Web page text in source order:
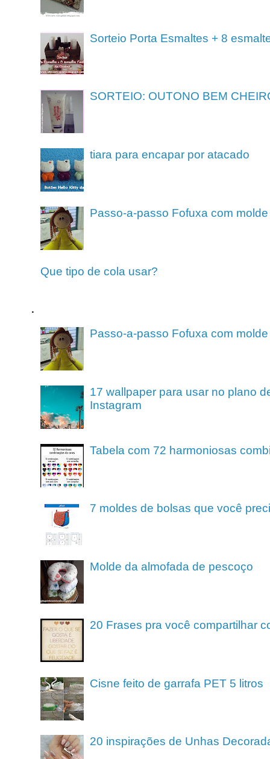
Sorteio Porta Esmaltes + 8
SORTEIO: OUTONO BEM
tiara para encapar por atacado
Passo-a-passo Fofuxa com molde
Que tipo de cola usar?
.
Passo-a-passo Fofuxa com molde
17 wallpaper para usar no plano
Instagram
Tabela com 72 harmoniosas
7 moldes de bolsas que você
Molde da almofada de pescoço
20 Frases pra você compartilhar
Cisne feito de garrafa PET 5 litros
20 inspirações de Unhas